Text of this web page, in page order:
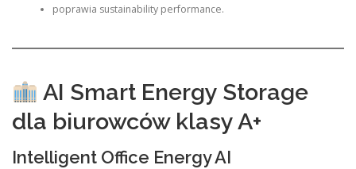
poprawia sustainability performance.
AI Smart Energy Storage
dla biurowców klasy A+
Intelligent Office Energy AI